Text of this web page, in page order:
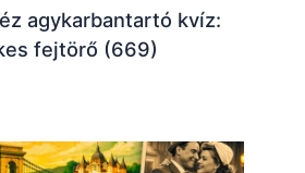
agykarbantartó kvíz:
fejtörő (669)